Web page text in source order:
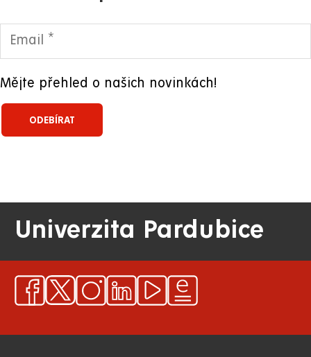
Mějte přehled o našich novinkách!
Univerzita Pardubice